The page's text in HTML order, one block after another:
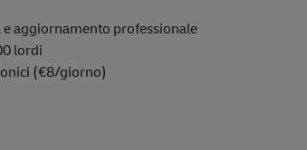
aggiornamento professionale
lordi
(€8/giorno)